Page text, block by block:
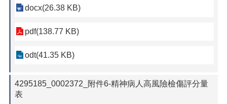
docx(26.38 KB)
pdf(138.77 KB)
odt(41.35 KB)
4295185_0002372_附件6-精神病人高風險檢傷評分量
表